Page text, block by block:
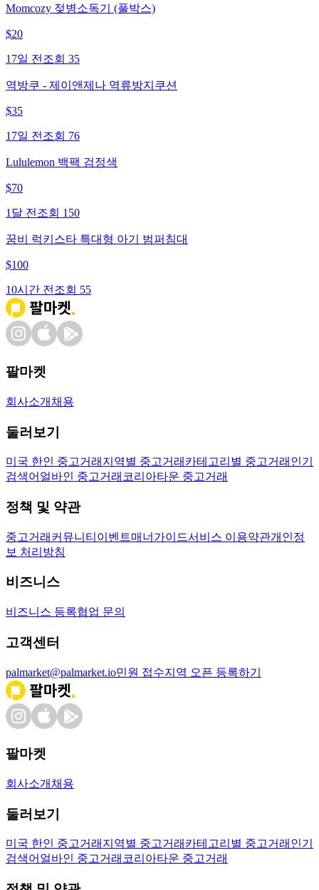
Momcozy 젖병소독기 (풀박스)
$20
17일 전 조회 35
역방쿠 - 제이앤제나 역류방지쿠션
$35
17일 전 조회 76
Lululemon 백팩 검정색
$70
1달 전 조회 150
꿈비 럭키스타 특대형 아기 범퍼침대
$100
10시간 전 조회 55
팔마켓
회사소개 채용
둘러보기
미국 한인 중고거래 지역별 중고거래 카테고리별 중고거래 인기
검색어 얼바인 중고거래 코리아타운 중고거래
정책 및 약관
중고거래 커뮤니티 이벤트매너가이드서비스 이용약관개인정
보 처리방침
비즈니스
비즈니스 등록협업 문의
고객센터
palmarket@palmarket.io민원 접수지역 오픈 등록하기
팔마켓
회사소개 채용
둘러보기
미국 한인 중고거래 지역별 중고거래 카테고리별 중고거래 인기
검색어 얼바인 중고거래 코리아타운 중고거래